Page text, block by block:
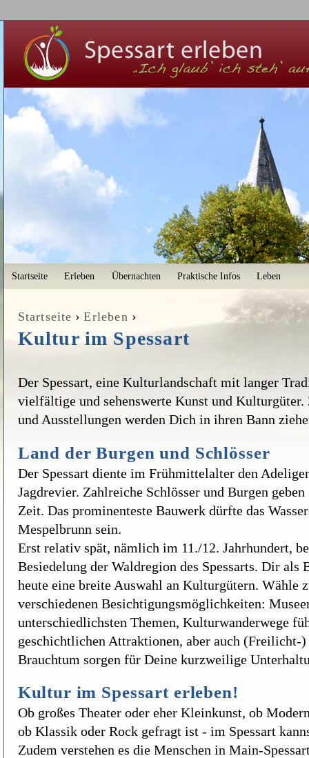
User menu
Startseite Erleben Übernachten Praktische Infos Leben
Startseite ›Erleben ›
Kultur im Spessart
Der Spessart, eine Kulturlandschaft mit langer
vielfältige und sehenswerte Kunst und Kulturgüter.
und Ausstellungen werden Dich in ihren Bann
Land der Burgen und Schlösser
Der Spessart diente im Frühmittelalter den
Jagdrevier. Zahlreiche Schlösser und Burgen
Zeit. Das prominenteste Bauwerk dürfte das
Mespelbrunn sein.
Erst relativ spät, nämlich im 11./12. Jahrhundert,
Besiedelung der Waldregion des Spessarts. Dir als
heute eine breite Auswahl an Kulturgütern. Wähle
verschiedenen Besichtigungsmöglichkeiten:
unterschiedlichsten Themen, Kulturwanderwege
geschichtlichen Attraktionen, aber auch (Freilicht-)
Brauchtum sorgen für Deine kurzweilige
Kultur im Spessart erleben!
Ob großes Theater oder eher Kleinkunst, ob
ob Klassik oder Rock gefragt ist - im Spessart
Zudem verstehen es die Menschen in Main-